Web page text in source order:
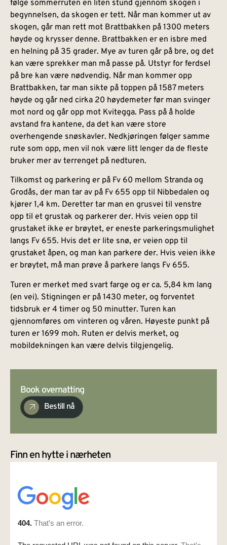
følge sommerruten en liten stund gjennom skogen i
begynnelsen, da skogen er tett. Når man kommer ut av
skogen, går man rett mot Brattbakken på 1300 meters
høyde og krysser denne. Brattbakken er en isbre med
en helning på 35 grader. Mye av turen går på bre, og det
kan være sprekker man må passe på. Utstyr for ferdsel
på bre kan være nødvendig. Når man kommer opp
Brattbakken, tar man sikte på toppen på 1587 meters
høyde og går ned cirka 20 høydemeter før man svinger
mot nord og går opp mot Kvitegga. Pass på å holde
avstand fra kantene, da det kan være store
overhengende snøskavler. Nedkjøringen følger samme
rute som opp, men vil nok være litt lenger da de fleste
bruker mer av terrenget på nedturen.
Tilkomst og parkering er på Fv 60 mellom Stranda og
Grodås, der man tar av på Fv 655 opp til Nibbedalen og
kjører 1,4 km. Deretter tar man en grusvei til venstre
opp til et grustak og parkerer der. Hvis veien opp til
grustaket ikke er brøytet, er eneste parkeringsmulighet
langs Fv 655. Hvis det er lite snø, er veien opp til
grustaket åpen, og man kan parkere der. Hvis veien ikke
er brøytet, må man prøve å parkere langs Fv 655.
Turen er merket med svart farge og er ca. 5,84 km lang
(en vei). Stigningen er på 1430 meter, og forventet
tidsbruk er 4 timer og 50 minutter. Turen kan
gjennomføres om vinteren og våren. Høyeste punkt på
turen er 1699 moh. Ruten er delvis merket, og
mobildekningen kan være delvis tilgjengelig.
Book overnatting
Bestill nå
Finn en hytte i nærheten